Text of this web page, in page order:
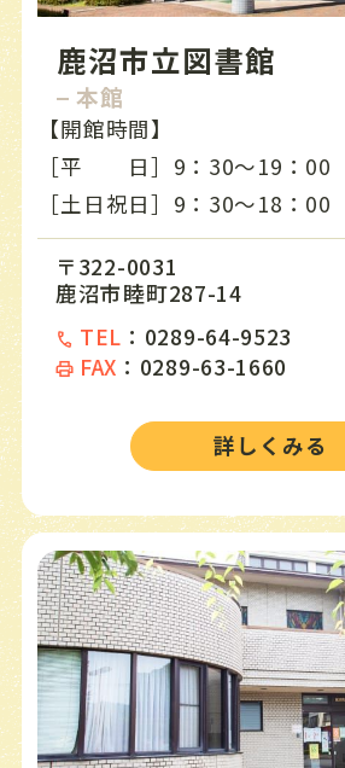
25 火 9:30～19:00 夏の
水 9:30～19:00
27 木 9:30～19:00
28 金 9:30～19:00 夏のお
土 9:30〜18:00
し★だ
30 日 9:30〜18:00 夏のお
休館日
鹿沼市立図書館
本館
【開館時間】
［平 日］9：30〜19：00
［土日祝日］9：30〜18：00
〒322-0031
鹿沼市睦町287-14
TEL ： 0289-64-9523
FAX ： 0289-63-1660
詳しくみる